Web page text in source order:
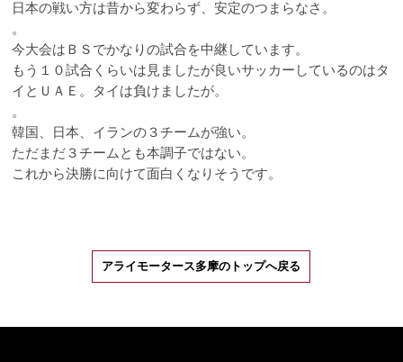
日本の戦い方は昔から変わらず、安定のつまらなさ。
。
今大会はＢＳでかなりの試合を中継しています。
もう１０試合くらいは見ましたが良いサッカーしているのはタ
イとＵＡＥ。タイは負けましたが。
。
韓国、日本、イランの３チームが強い。
ただまだ３チームとも本調子ではない。
これから決勝に向けて面白くなりそうです。
アライモータース多摩のトップへ戻る